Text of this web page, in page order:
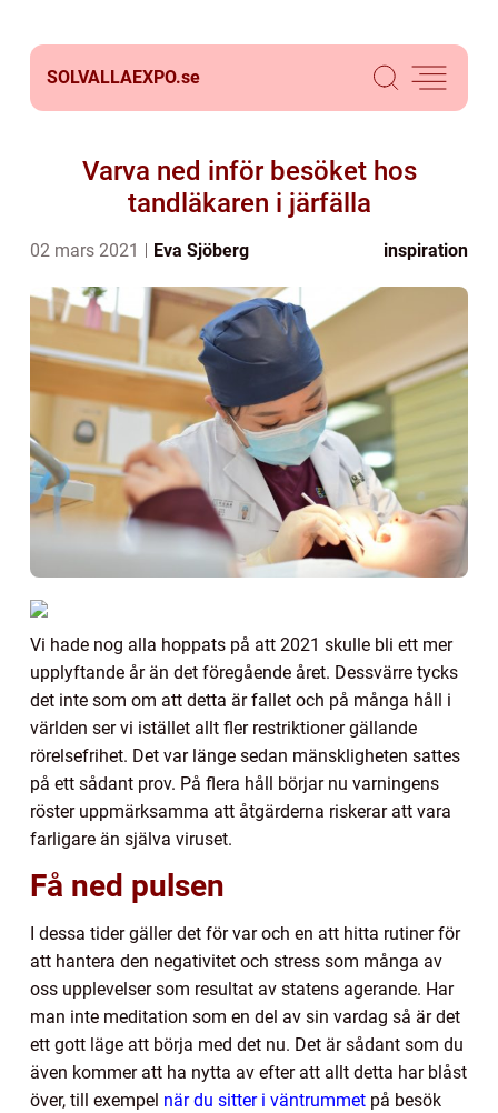
SOLVALLAEXPO.se
Varva ned inför besöket hos
tandläkaren i järfälla
02 mars 2021 Eva Sjöberg inspiration
Vi hade nog alla hoppats på att 2021 skulle bli ett mer
upplyftande år än det föregående året. Dessvärre tycks
det inte som om att detta är fallet och på många håll i
världen ser vi istället allt fler restriktioner gällande
rörelsefrihet. Det var länge sedan mänskligheten sattes
på ett sådant prov. På flera håll börjar nu varningens
röster uppmärksamma att åtgärderna riskerar att vara
farligare än själva viruset.
Få ned pulsen
I dessa tider gäller det för var och en att hitta rutiner för
att hantera den negativitet och stress som många av
oss upplevelser som resultat av statens agerande. Har
man inte meditation som en del av sin vardag så är det
ett gott läge att börja med det nu. Det är sådant som du
även kommer att ha nytta av efter att allt detta har blåst
över, till exempel när du sitter i väntrummet på besök